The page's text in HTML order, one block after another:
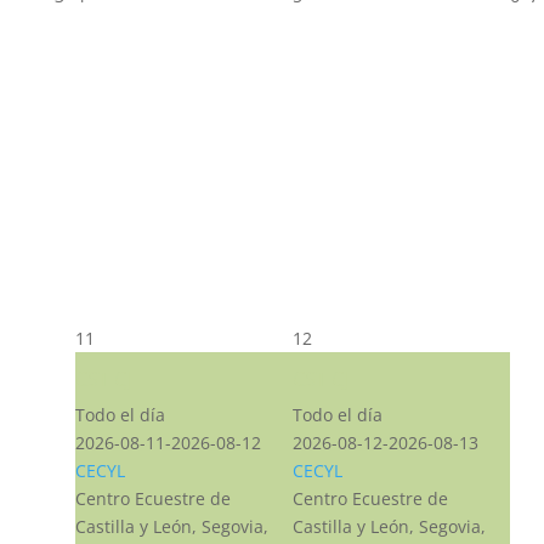
11
Todo el día
2026-08-11-2026-08-12
CECYL
Centro Ecuestre de
Castilla y León, Segovia,
12
Todo el día
2026-08-12-2026-08-13
CECYL
Centro Ecuestre de
Castilla y León, Segovia,